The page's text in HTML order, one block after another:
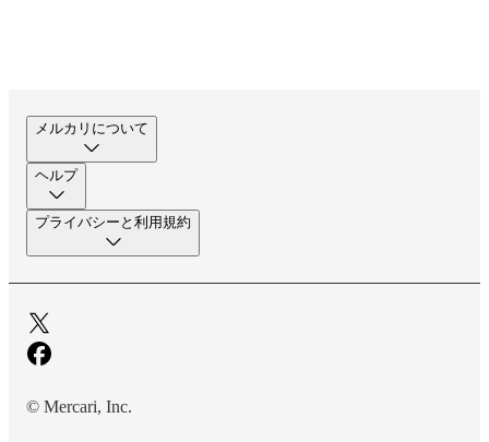
メルカリについて
ヘルプ
プライバシーと利用規約
© Mercari, Inc.